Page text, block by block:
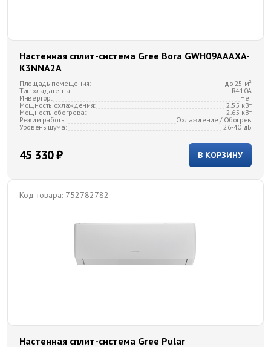
Настенная сплит-система Gree Bora GWH09AAAXA-
K3NNA2A
Площадь помещения:
до 25 м²
Тип хладагента:
R410A
Инвертор:
Нет
Мощность охлаждения:
2.55 кВт
Мощность обогрева:
2.65 кВт
Режим работы:
Охлаждение / Обогрев
Уровень шума:
26-40 дБ
В КОРЗИНУ
45 330 ₽
Код товара: 752782782
Настенная сплит-система Gree Pular